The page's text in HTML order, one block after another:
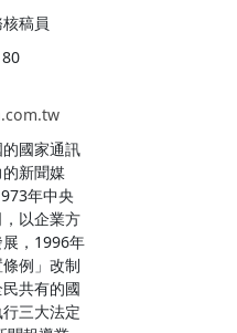
稿員
國家通訊
新聞媒
年中央
以企業方
，1996年
例」改制
共有的國
三大法定